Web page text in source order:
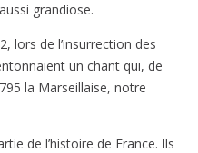
grandiose.
lors de l’insurrection des
un chant qui, de
la Marseillaise, notre
de l’histoire de France. Ils